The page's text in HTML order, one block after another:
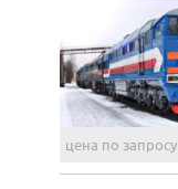
цена по запросу